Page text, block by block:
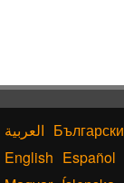
Български
English Español